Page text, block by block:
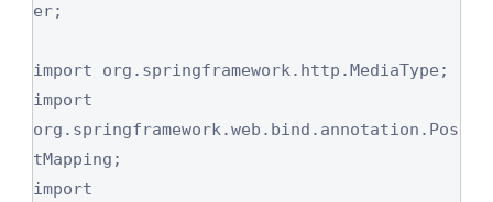
er;
import org.springframework.http.MediaType;
import
org.springframework.web.bind.annotation.Pos
tMapping;
import